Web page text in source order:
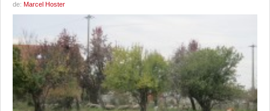
de: Marcel Hoster